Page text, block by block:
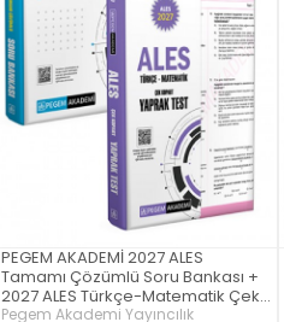
PEGEM AKADEMİ 2027 ALES
Tamamı Çözümlü Soru Bankası +
2027 ALES Türkçe-Matematik Çek
Kopart Yaprak Test Seti (2.Kitap)
Pegem Akademi Yayıncılık